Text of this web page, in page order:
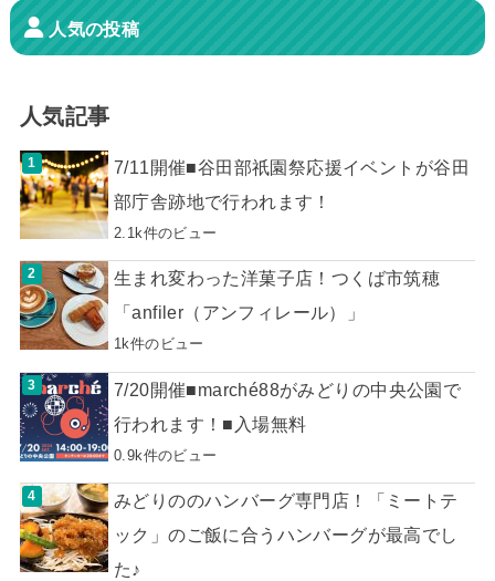
人気の投稿
人気記事
7/11開催■谷田部祇園祭応援イベントが谷田
部庁舎跡地で行われます！
2.1k件のビュー
生まれ変わった洋菓子店！つくば市筑穂
「anfiler（アンフィレール）」
1k件のビュー
7/20開催■marché88がみどりの中央公園で
行われます！■入場無料
0.9k件のビュー
みどりののハンバーグ専門店！「ミートテ
ック」のご飯に合うハンバーグが最高でし
た♪